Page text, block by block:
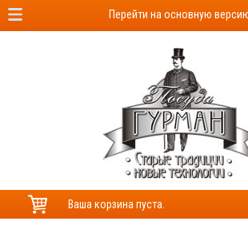
Перейти на основную
Ваша корзина пуста.